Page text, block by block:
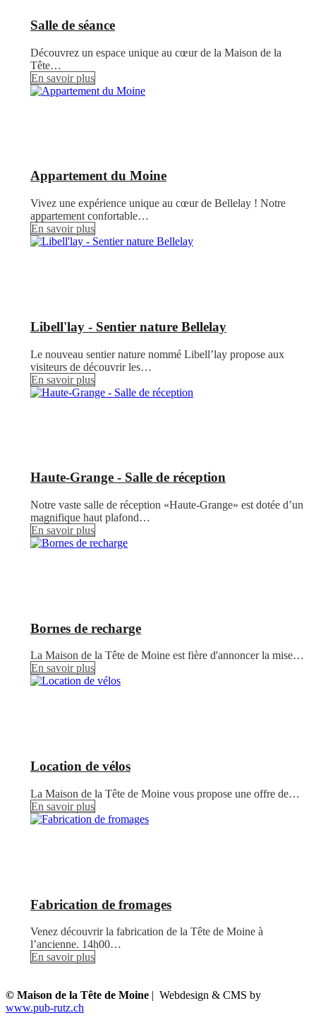
Salle de séance
Découvrez un espace unique au cœur de la Maison de la
Tête…
En savoir plus
Appartement du Moine
Vivez une expérience unique au cœur de Bellelay ! Notre
appartement confortable…
En savoir plus
Libell'lay - Sentier nature Bellelay
Le nouveau sentier nature nommé Libell’lay propose aux
visiteurs de découvrir les…
En savoir plus
Haute-Grange - Salle de réception
Notre vaste salle de réception «Haute-Grange» est dotée d’un
magnifique haut plafond…
En savoir plus
Bornes de recharge
La Maison de la Tête de Moine est fière d'annoncer la mise…
En savoir plus
Location de vélos
La Maison de la Tête de Moine vous propose une offre de…
En savoir plus
Fabrication de fromages
Venez découvrir la fabrication de la Tête de Moine à
l’ancienne. 14h00…
En savoir plus
© Maison de la Tête de Moine | Webdesign & CMS by
www.pub-rutz.ch